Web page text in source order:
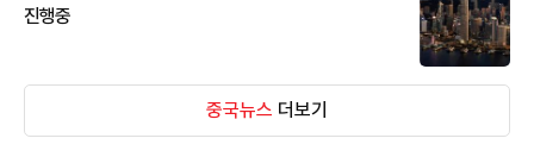
진행중
중국뉴스 더보기